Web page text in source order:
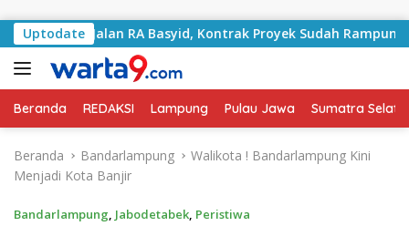
Uptodate
Jalan RA Basyid, Kontrak Proyek Sudah Rampung
Beranda REDAKSI Lampung Pulau Jawa Sumatra
Beranda Bandarlampung
Walikota ! Bandarlampung Kini
Menjadi Kota Banjir
Bandarlampung, Jabodetabek, Peristiwa